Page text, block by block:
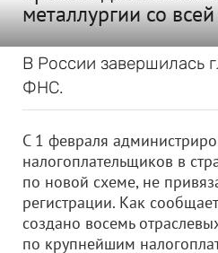
металлургии со
В России завершилась
ФНС.
С 1 февраля
налогоплательщиков в
по новой схеме, не
регистрации. Как
создано восемь
по крупнейшим